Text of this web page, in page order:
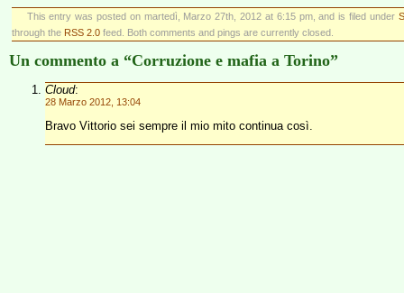
This entry was posted on martedì, Marzo 27th, 2012 at 6:15 pm, and is filed under
through the RSS 2.0 feed. Both comments and pings are currently closed.
Un commento a “Corruzione e mafia a Torino”
Cloud:
28 Marzo 2012, 13:04
Bravo Vittorio sei sempre il mio mito continua così.